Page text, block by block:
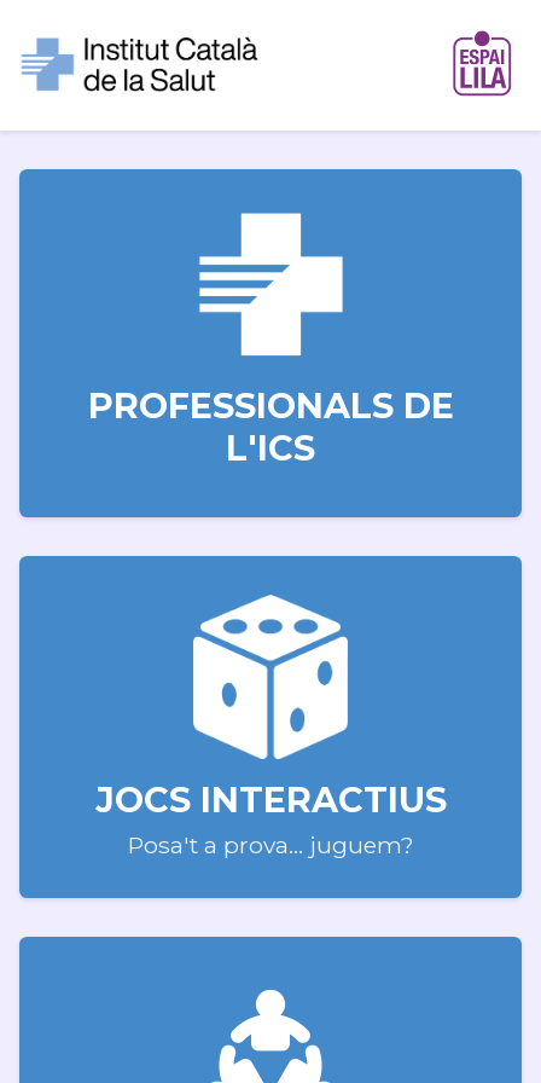
PROFESSIONALS DE
L'ICS
JOCS INTERACTIUS
Posa't a prova... juguem?